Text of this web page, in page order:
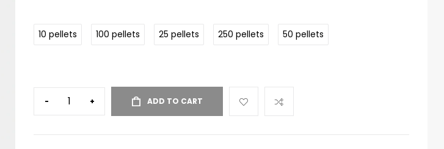
10 pellets 100 pellets 25 pellets 250 pellets 50 pellets
- + ADD TO CART